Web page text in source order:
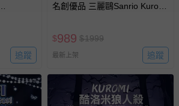
追蹤
名創優品 三麗鷗Sanrio Kuromi
$989 $1999
最新上架 追蹤